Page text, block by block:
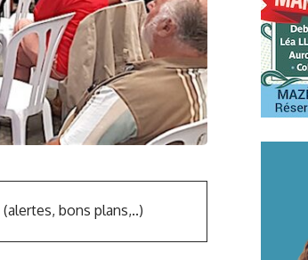
(alertes, bons plans,..)